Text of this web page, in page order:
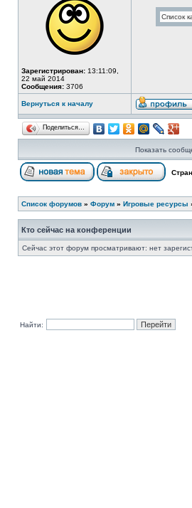
Зарегистрирован: 13:11:09,
22 май 2014
Сообщения: 3706
Вернуться к началу
Поделиться…
Показать
Список форумов » Форум » Игровые ресурсы
Кто сейчас на конференции
Сейчас этот форум просматривают: нет
Найти: